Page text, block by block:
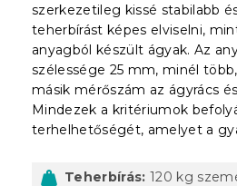
szerkezetileg kissé stabilabb
teherbírást képes elviselni,
anyagból készült ágyak. Az
szélessége 25 mm, minél
másik mérőszám az ágyrács
Mindezek a kritériumok
terhelhetőségét, amelyet a
Teherbírás: 120 kg